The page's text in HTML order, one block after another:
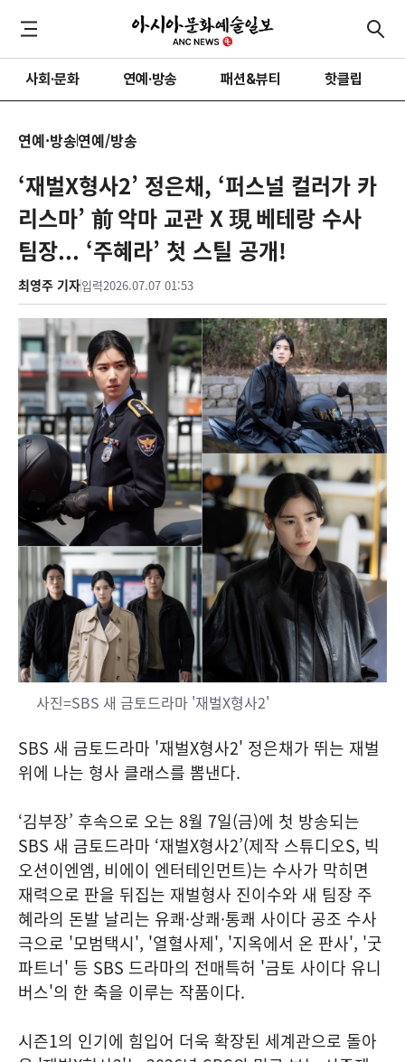
사회·문화 연예·방송 패션&뷰티 핫클립
연예·방송연예/방송
‘재벌X형사2’ 정은채, ‘퍼스널 컬러가 카
리스마’ 前 악마 교관 X 現 베테랑 수사
팀장... ‘주혜라’ 첫 스틸 공개!
최영주 기자입력2026.07.07 01:53
사진=SBS 새 금토드라마 '재벌X형사2'
SBS 새 금토드라마 '재벌X형사2' 정은채가 뛰는 재벌
위에 나는 형사 클래스를 뽐낸다.
‘김부장’ 후속으로 오는 8월 7일(금)에 첫 방송되는
SBS 새 금토드라마 ‘재벌X형사2’(제작 스튜디오S, 빅
오션이엔엠, 비에이 엔터테인먼트)는 수사가 막히면
재력으로 판을 뒤집는 재벌형사 진이수와 새 팀장 주
혜라의 돈발 날리는 유쾌·상쾌·통쾌 사이다 공조 수사
극으로 '모범택시', '열혈사제', '지옥에서 온 판사', '굿
파트너' 등 SBS 드라마의 전매특허 '금토 사이다 유니
버스'의 한 축을 이루는 작품이다.
시즌1의 인기에 힘입어 더욱 확장된 세계관으로 돌아